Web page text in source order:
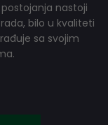
nastoji
bilo u kvaliteti
sa svojim